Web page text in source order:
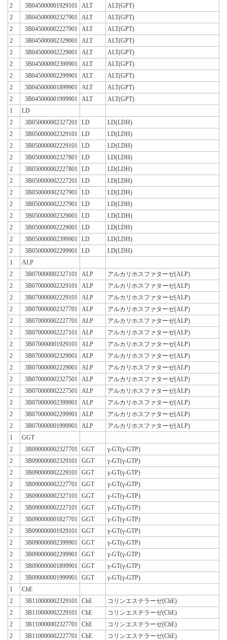
2 3B045000001929101 ALT
ALT(GPT)
2
3B045000002327901 ALT
ALT(GPT)
2
3B045000002227901 ALT
ALT(GPT)
2
3B045000002329001 ALT
ALT(GPT)
2
3B045000002229001 ALT
ALT(GPT)
2
3B045000002399901 ALT
ALT(GPT)
2
3B045000002299901 ALT
ALT(GPT)
2
3B045000001899901 ALT
ALT(GPT)
2
3B045000001999901 ALT
ALT(GPT)
1
LD
2
3B050000002327201 LD
LD(LDH)
2
3B050000002329101 LD
LD(LDH)
2
3B050000002229101 LD
LD(LDH)
2
3B050000002327801 LD
LD(LDH)
2
3B050000002227801 LD
LD(LDH)
2
3B050000002227201 LD
LD(LDH)
2
3B050000002327901 LD
LD(LDH)
2
3B050000002227901 LD
LD(LDH)
2
3B050000002329001 LD
LD(LDH)
2
3B050000002229001 LD
LD(LDH)
2
3B050000002399901 LD
LD(LDH)
2
3B050000002299901 LD
LD(LDH)
1
ALP
2
3B070000002327101 ALP
アルカリホスファターゼ(ALP)
2
3B070000002329101 ALP
アルカリホスファターゼ(ALP)
2
3B070000002229101 ALP
アルカリホスファターゼ(ALP)
2
3B070000002327701 ALP
アルカリホスファターゼ(ALP)
2
3B070000002227701 ALP
アルカリホスファターゼ(ALP)
2
3B070000002227101 ALP
アルカリホスファターゼ(ALP)
2
3B070000001929101 ALP
アルカリホスファターゼ(ALP)
2
3B070000002329001 ALP
アルカリホスファターゼ(ALP)
2
3B070000002229001 ALP
アルカリホスファターゼ(ALP)
2
3B070000002327501 ALP
アルカリホスファターゼ(ALP)
2
3B070000002227501 ALP
アルカリホスファターゼ(ALP)
2
3B070000002399901 ALP
アルカリホスファターゼ(ALP)
2
3B070000002299901 ALP
アルカリホスファターゼ(ALP)
2
3B070000001999901 ALP
アルカリホスファターゼ(ALP)
1
GGT
2
3B090000002327701 GGT
γ-GT(γ-GTP)
2
3B090000002329101 GGT
γ-GT(γ-GTP)
2
3B090000002229101 GGT
γ-GT(γ-GTP)
2
3B090000002227701 GGT
γ-GT(γ-GTP)
2
3B090000002327101 GGT
γ-GT(γ-GTP)
2
3B090000002227101 GGT
γ-GT(γ-GTP)
2
3B090000001827701 GGT
γ-GT(γ-GTP)
2
3B090000001929101 GGT
γ-GT(γ-GTP)
2
3B090000002399901 GGT
γ-GT(γ-GTP)
2
3B090000002299901 GGT
γ-GT(γ-GTP)
2
3B090000001899901 GGT
γ-GT(γ-GTP)
2
3B090000001999901 GGT
γ-GT(γ-GTP)
1
ChE
2
3B110000002329101 ChE
コリンエステラーゼ(ChE)
2
3B110000002229101 ChE
コリンエステラーゼ(ChE)
2
3B110000002327701 ChE
コリンエステラーゼ(ChE)
2
3B110000002227701 ChE
コリンエステラーゼ(ChE)